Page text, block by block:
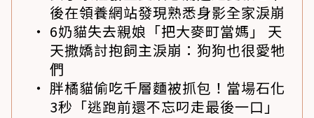
後在領養網站發現熟悉身影全家淚崩
6奶貓失去親娘「把大麥町當媽」 天
天撒嬌討抱飼主淚崩：狗狗也很愛牠
們
胖橘貓偷吃千層麵被抓包！當場石化
3秒「逃跑前還不忘叼走最後一口」